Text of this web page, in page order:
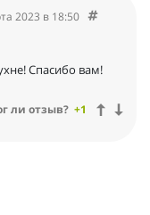
2023 в 18:50
Спасибо вам!
ли отзыв? +1